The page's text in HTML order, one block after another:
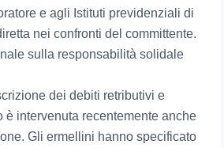
e agli Istituti previdenziali di
nei confronti del committente.
sulla responsabilità solidale
dei debiti retributivi e
è intervenuta recentemente anche
Gli ermellini hanno specificato